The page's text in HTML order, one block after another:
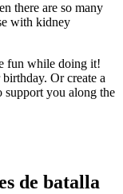
there are so many
with kidney
fun while doing it!
Or create a
support you along the
de batalla